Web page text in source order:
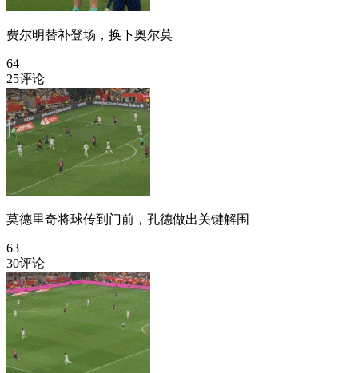
费尔明替补登场，换下奥尔莫
64
25评论
莫德里奇将球传到门前，孔德做出关键解围
63
30评论